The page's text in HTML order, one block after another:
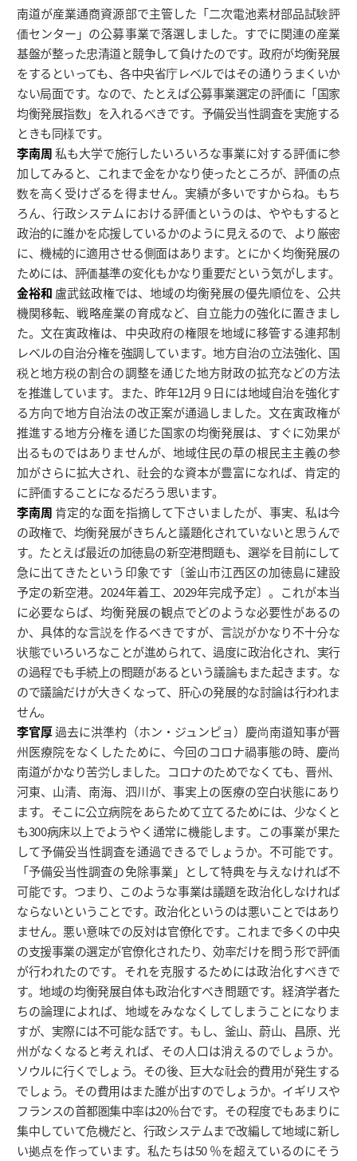
南道が産業通商資源部で主管した「二次電池素材部品試験評
価センター」の公募事業で落選しました。すでに関連の産業
基盤が整った忠清道と競争して負けたのです。政府が均衡発展
をするといっても、各中央省庁レベルではその通りうまくいか
ない局面です。なので、たとえば公募事業選定の評価に「国家
均衡発展指数」を入れるべきです。予備妥当性調査を実施する
ときも同様です。
李南周私も大学で施行したいろいろな事業に対する評価に参
加してみると、これまで金をかなり使ったところが、評価の点
数を高く受けざるを得ません。実績が多いですからね。もち
ろん、行政システムにおける評価というのは、ややもすると
政治的に誰かを応援しているかのように見えるので、より厳密
に、機械的に適用させる側面はあります。とにかく均衡発展の
ためには、評価基準の変化もかなり重要だという気がします。
金裕和 盧武鉉政権では、地域の均衡発展の優先順位を、公共
機関移転、戦略産業の育成など、自立能力の強化に置きまし
た。文在寅政権は、中央政府の権限を地域に移管する連邦制
レベルの自治分権を強調しています。地方自治の立法強化、国
税と地方税の割合の調整を通じた地方財政の拡充などの方法
を推進しています。また、昨年12月９日には地域自治を強化す
る方向で地方自治法の改正案が通過しました。文在寅政権が
推進する地方分権を通じた国家の均衡発展は、すぐに効果が
出るものではありませんが、地域住民の草の根民主主義の参
加がさらに拡大され、社会的な資本が豊富になれば、肯定的
に評価することになるだろう思います。
李南周 肯定的な面を指摘して下さいましたが、事実、私は今
の政権で、均衡発展がきちんと議題化されていないと思うんで
す。たとえば最近の加徳島の新空港問題も、選挙を目前にして
急に出てきたという印象です〔釜山市江西区の加徳島に建設
予定の新空港。2024年着工、2029年完成予定〕。これが本当
に必要ならば、均衡発展の観点でどのような必要性があるの
か、具体的な言説を作るべきですが、言説がかなり不十分な
状態でいろいろなことが進められて、過度に政治化され、実行
の過程でも手続上の問題があるという議論もまた起きます。な
ので議論だけが大きくなって、肝心の発展的な討論は行われま
せん。
李官厚過去に洪準杓（ホン・ジュンピョ）慶尚南道知事が晋
州医療院をなくしたために、今回のコロナ禍事態の時、慶尚
南道がかなり苦労しました。コロナのためでなくても、晋州、
河東、山清、南海、泗川が、事実上の医療の空白状態にあり
ます。そこに公立病院をあらためて立てるためには、少なくと
も300病床以上でようやく通常に機能します。この事業が果た
して予備妥当性調査を通過できるでしょうか。不可能です。
「予備妥当性調査の免除事業」として特典を与えなければ不
可能です。つまり、このような事業は議題を政治化しなければ
ならないということです。政治化というのは悪いことではあり
ません。悪い意味での反対は官僚化です。これまで多くの中央
の支援事業の選定が官僚化されたり、効率だけを問う形で評価
が行われたのです。それを克服するためには政治化すべきで
す。地域の均衡発展自体も政治化すべき問題です。経済学者た
ちの論理によれば、地域をみななくしてしまうことになりま
すが、実際には不可能な話です。もし、釜山、蔚山、昌原、光
州がなくなると考えれば、その人口は消えるのでしょうか。
ソウルに行くでしょう。その後、巨大な社会的費用が発生する
でしょう。その費用はまた誰が出すのでしょうか。イギリスや
フランスの首都圏集中率は20％台です。その程度でもあまりに
集中していて危機だと、行政システムまで改編して地域に新し
い拠点を作っています。私たちは50 ％を超えているのにそう